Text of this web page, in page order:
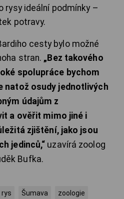
rysy ideální podmínky –
potravy.
cesty bylo možné
stran. „Bez takového
spolupráce bychom
natož osudy jednotlivých
údajům z
a ověřit mimo jiné i
zjištění, jako jsou
jedinců,“ uzavírá zoolog
Bufka.
rys Šumava zoologie